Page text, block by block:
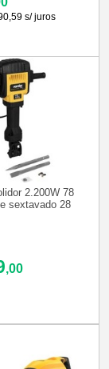
s/ juros
2.200W 78
sextavado 28
,00